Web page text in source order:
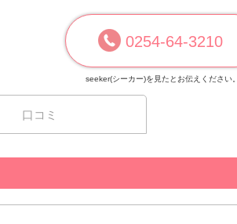
0254-64-3210
seeker(シーカー)を見たとお伝えください。
口コミ